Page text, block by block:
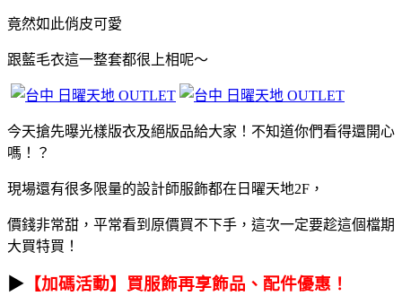
竟然如此俏皮可愛
跟藍毛衣這一整套都很上相呢～
今天搶先曝光樣版衣及絕版品給大家！不知道你們看得還開心
嗎！？
現場還有很多限量的設計師服飾都在日曜天地2F，
價錢非常甜，平常看到原價買不下手，這次一定要趁這個檔期
大買特買！
▶ 【加碼活動】買服飾再享飾品、配件優惠！